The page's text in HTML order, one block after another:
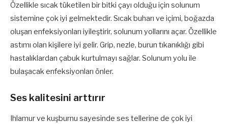
Özellikle sıcak tüketilen bir bitki çayı olduğu için solunum
sistemine çok iyi gelmektedir. Sıcak buharı ve içimi, boğazda
oluşan enfeksiyonları iyileştirir, solunum yollarını açar. Özellikle
astımı olan kişilere iyi gelir. Grip, nezle, burun tıkanıklığı gibi
hastalıklardan çabuk kurtulmayı sağlar. Solunum yolu ile
bulaşacak enfeksiyonları önler.
Ses kalitesini arttırır
Ihlamur ve kuşburnu sayesinde ses tellerine de çok iyi